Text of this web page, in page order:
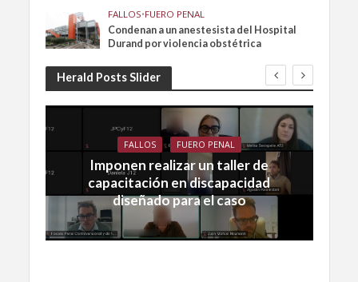
FALLOS•FUERO PENAL
Condenan a un anestesista del Hospital
Durand por violencia obstétrica
Herald Posts Slider
FALLOS FUERO PENAL
Imponen realizar un taller de
capacitación en discapacidad
diseñado para el caso